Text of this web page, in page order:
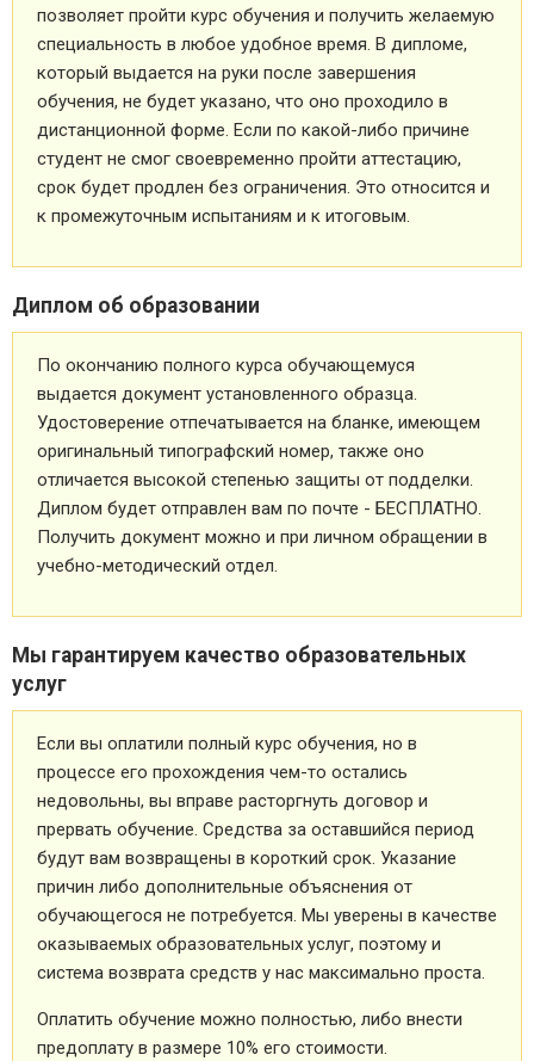
позволяет пройти курс обучения и получить желаемую
специальность в любое удобное время. В дипломе,
который выдается на руки после завершения
обучения, не будет указано, что оно проходило в
дистанционной форме. Если по какой-либо причине
студент не смог своевременно пройти аттестацию,
срок будет продлен без ограничения. Это относится и
к промежуточным испытаниям и к итоговым.
Диплом об образовании
По окончанию полного курса обучающемуся
выдается документ установленного образца.
Удостоверение отпечатывается на бланке, имеющем
оригинальный типографский номер, также оно
отличается высокой степенью защиты от подделки.
Диплом будет отправлен вам по почте - БЕСПЛАТНО.
Получить документ можно и при личном обращении в
учебно-методический отдел.
Мы гарантируем качество образовательных
услуг
Если вы оплатили полный курс обучения, но в
процессе его прохождения чем-то остались
недовольны, вы вправе расторгнуть договор и
прервать обучение. Средства за оставшийся период
будут вам возвращены в короткий срок. Указание
причин либо дополнительные объяснения от
обучающегося не потребуется. Мы уверены в качестве
оказываемых образовательных услуг, поэтому и
система возврата средств у нас максимально проста.
Оплатить обучение можно полностью, либо внести
предоплату в размере 10% его стоимости.